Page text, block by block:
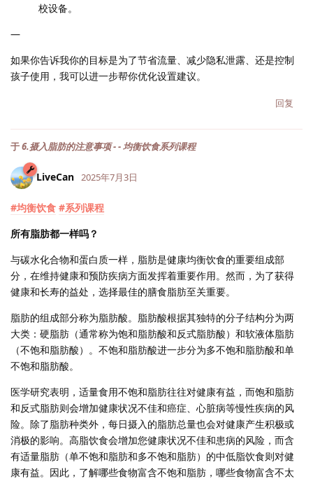
校设备。
—
如果你告诉我你的目标是为了节省流量、减少隐私泄露、还是控制
孩子使用，我可以进一步帮你优化设置建议。
回复
于6.摄入脂肪的注意事项 - - 均衡饮食系列课程
LiveCan 2025年7月3日
#均衡饮食 #系列课程
所有脂肪都一样吗？
与碳水化合物和蛋白质一样，脂肪是健康均衡饮食的重要组成部
分，在维持健康和预防疾病方面发挥着重要作用。然而，为了获得
健康和长寿的益处，选择最佳的膳食脂肪至关重要。
脂肪的组成部分称为脂肪酸。脂肪酸根据其独特的分子结构分为两
大类：硬脂肪（通常称为饱和脂肪酸和反式脂肪酸）和软液体脂肪
（不饱和脂肪酸）。不饱和脂肪酸进一步分为多不饱和脂肪酸和单
不饱和脂肪酸。
医学研究表明，适量食用不饱和脂肪往往对健康有益，而饱和脂肪
和反式脂肪则会增加健康状况不佳和癌症、心脏病等慢性疾病的风
险。除了脂肪种类外，每日摄入的脂肪总量也会对健康产生积极或
消极的影响。高脂饮食会增加您健康状况不佳和患病的风险，而含
有适量脂肪（单不饱和脂肪和多不饱和脂肪）的中低脂饮食则对健
康有益。因此，了解哪些食物富含不饱和脂肪，哪些食物富含不太